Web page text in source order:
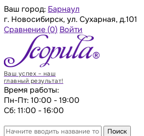
Ваш город: Барнаул
г. Новосибирск, ул. Сухарная, д.101
Сравнение (0) Войти
Ваш успех – наш
главный результат!
Время работы:
Пн-Пт: 10:00 - 19:00
Сб: 11:00 - 16:00
Поиск